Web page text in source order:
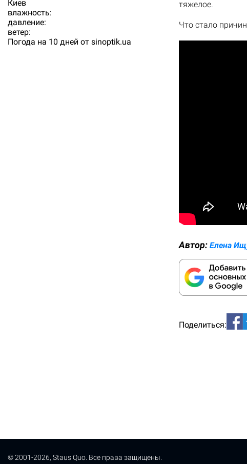
Киев
влажность:
давление:
ветер:
Погода на 10 дней от sinoptik.ua
тяжелое.
Что стало
Автор: Елена
Поделиться:
© 2001-2026, Staus Quo. Все права защищены.